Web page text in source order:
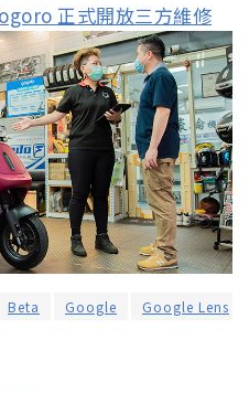
正式開放三方維修
Beta Google Google Lens